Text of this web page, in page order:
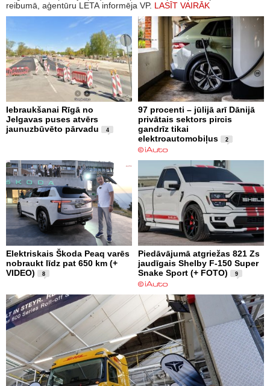
reibumā, aģentūru LETA informēja VP. LASĪT VAIRĀK
Iebraukšanai Rīgā no
Jelgavas puses atvērs
jaunuzbūvēto pārvadu
4
97 procenti – jūlijā arī Dānijā
privātais sektors pircis
gandrīz tikai
elektroautomobiļus
2
Elektriskais Škoda Peaq varēs
nobraukt līdz pat 650 km (+
VIDEO)
8
Piedāvājumā atgriežas 821 Zs
jaudīgais Shelby F-150 Super
Snake Sport (+ FOTO)
9